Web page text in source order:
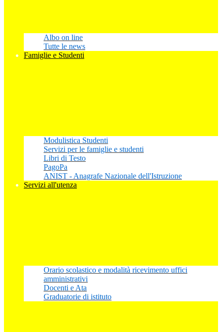
Albo on line
Tutte le news
Famiglie e Studenti
Modulistica Studenti
Servizi per le famiglie e studenti
Libri di Testo
PagoPa
ANIST - Anagrafe Nazionale dell'Istruzione
Servizi all'utenza
Orario scolastico e modalità ricevimento uffici
amministrativi
Docenti e Ata
Graduatorie di istituto